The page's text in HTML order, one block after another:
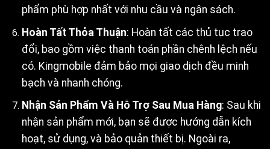
phẩm phù hợp nhất với nhu cầu và ngân sách.
Hoàn Tất Thỏa Thuận: Hoàn tất các thủ tục trao
đổi, bao gồm việc thanh toán phần chênh lệch nếu
có. Kingmobile đảm bảo mọi giao dịch đều minh
bạch và nhanh chóng.
Nhận Sản Phẩm Và Hỗ Trợ Sau Mua Hàng: Sau khi
nhận sản phẩm mới, bạn sẽ được hướng dẫn kích
hoạt, sử dụng, và bảo quản thiết bị. Ngoài ra,